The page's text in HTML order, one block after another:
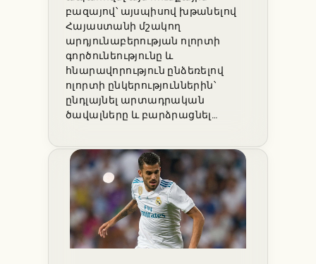
բազայով՝ այսպիսով խթանելով
Հայաստանի մշակող
արդյունաբերության ոլորտի
գործունեությունը և
հնարավորություն ընձեռելով
ոլորտի ընկերություններին՝
ընդլայնել արտադրական
ծավալները և բարձրացնել…